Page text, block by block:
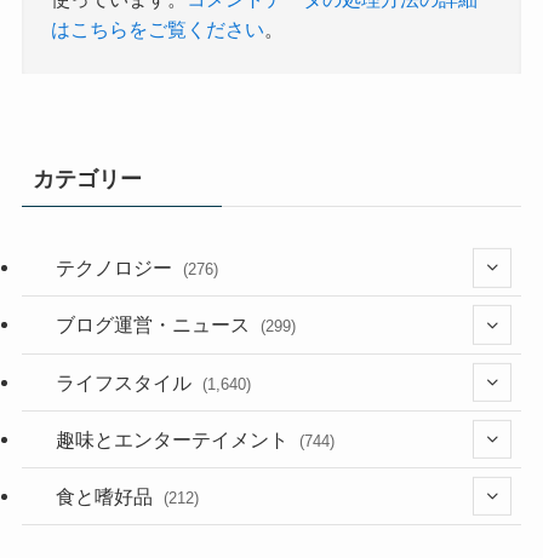
はこちらをご覧ください。
カテゴリー
テクノロジー (276)
(36)
(187)
ブログ運営・ニュース (299)
(118)
(181)
ライフスタイル (1,640)
(395)
(282)
趣味とエンターテイメント (744)
(56)
食と嗜好品 (212)